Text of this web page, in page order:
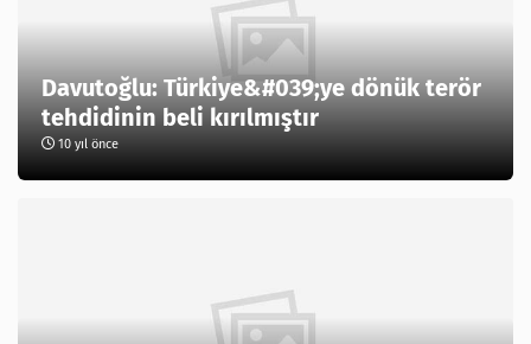
Davutoğlu: Türkiye&#039;ye dönük terör
tehdidinin beli kırılmıştır
10 yıl önce